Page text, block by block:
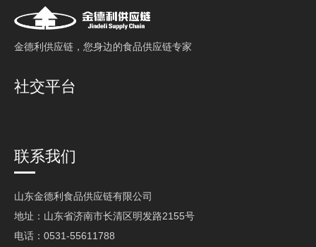
⾦德利供应链，您⾝边的⻝品供应链专家
社交平台
联系我们
山东金德利食品供应链有限公司
地址：山东省济南市长清区明发路2155号
电话：0531-55611788